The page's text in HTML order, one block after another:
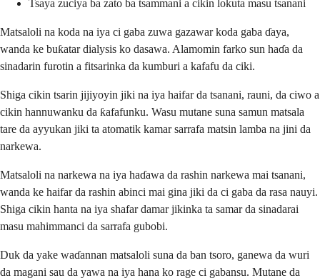
Tsaya zuciya ba zato ba tsammani a cikin lokuta masu tsanani
Matsaloli na koda na iya ci gaba zuwa gazawar koda gaba ɗaya,
wanda ke buƙatar dialysis ko dasawa. Alamomin farko sun haɗa da
sinadarin furotin a fitsarinka da kumburi a kafafu da ciki.
Shiga cikin tsarin jijiyoyin jiki na iya haifar da tsanani, rauni, da ciwo a
cikin hannuwanku da ƙafafunku. Wasu mutane suna samun matsala
tare da ayyukan jiki ta atomatik kamar sarrafa matsin lamba na jini da
narkewa.
Matsaloli na narkewa na iya haɗawa da rashin narkewa mai tsanani,
wanda ke haifar da rashin abinci mai gina jiki da ci gaba da rasa nauyi.
Shiga cikin hanta na iya shafar damar jikinka ta samar da sinadarai
masu mahimmanci da sarrafa gubobi.
Duk da yake waɗannan matsaloli suna da ban tsoro, ganewa da wuri
da magani sau da yawa na iya hana ko rage ci gabansu. Mutane da